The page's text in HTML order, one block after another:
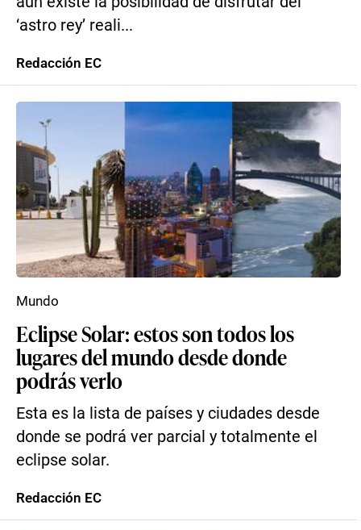
‘astro rey’ reali...
Redacción EC
Eclipse Solar: estos son todos los
lugares del mundo desde donde
podrás verlo
Esta es la lista de países y ciudades desde
donde se podrá ver parcial y totalmente el
eclipse solar.
Mundo
Redacción EC